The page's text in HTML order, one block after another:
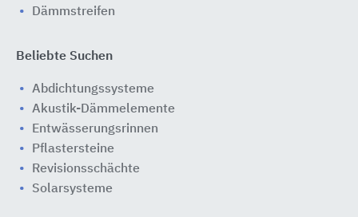
Dämmstreifen
Beliebte Suchen
Abdichtungssysteme
Akustik-Dämmelemente
Entwässerungsrinnen
Pflastersteine
Revisionsschächte
Solarsysteme